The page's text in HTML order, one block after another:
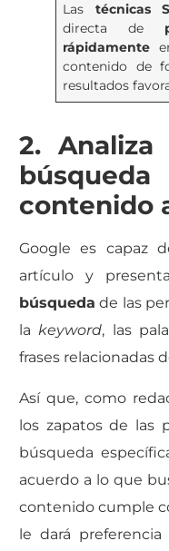
Las técnicas
directa de
rápidamente
contenido de
resultados
2.
contenido
Google es capaz
artículo y
búsqueda de las
lakeyword, las
frases relacionadas
Así que, como
los zapatos de las
búsqueda
acuerdo a lo que
contenido cumple
le dará